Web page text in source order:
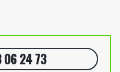
06 24 73